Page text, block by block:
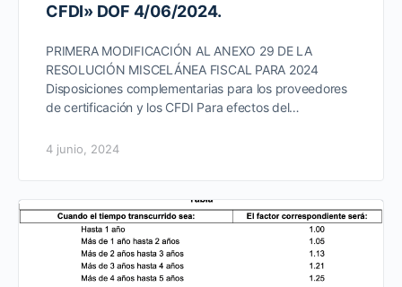
CFDI» DOF 4/06/2024.
PRIMERA MODIFICACIÓN AL ANEXO 29 DE LA
RESOLUCIÓN MISCELÁNEA FISCAL PARA 2024
Disposiciones complementarias para los proveedores
de certificación y los CFDI Para efectos del…
4 junio, 2024